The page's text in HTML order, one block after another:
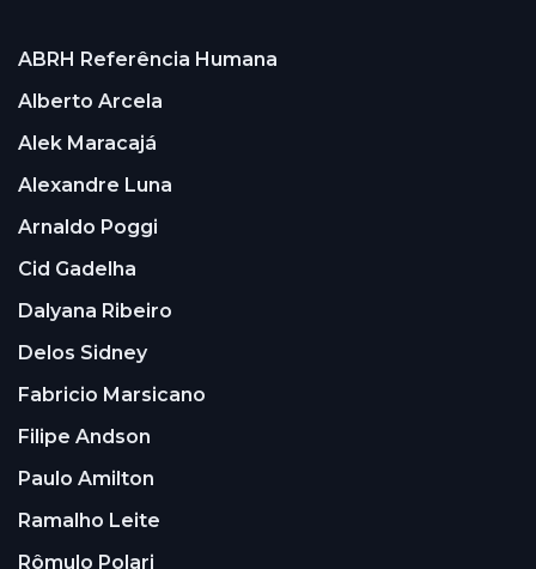
ABRH Referência Humana
Alberto Arcela
Alek Maracajá
Alexandre Luna
Arnaldo Poggi
Cid Gadelha
Dalyana Ribeiro
Delos Sidney
Fabricio Marsicano
Filipe Andson
Paulo Amilton
Ramalho Leite
Rômulo Polari